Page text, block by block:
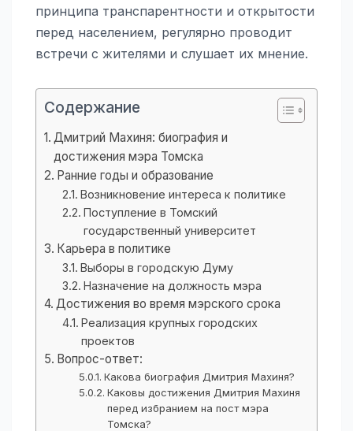
принципа транспарентности и открытости
перед населением, регулярно проводит
встречи с жителями и слушает их мнение.
Содержание
Дмитрий Махиня: биография и
достижения мэра Томска
Ранние годы и образование
Возникновение интереса к политике
Поступление в Томский
государственный университет
Карьера в политике
Выборы в городскую Думу
Назначение на должность мэра
Достижения во время мэрского срока
Реализация крупных городских
проектов
Вопрос-ответ:
Какова биография Дмитрия Махиня?
Каковы достижения Дмитрия Махиня
перед избранием на пост мэра
Томска?